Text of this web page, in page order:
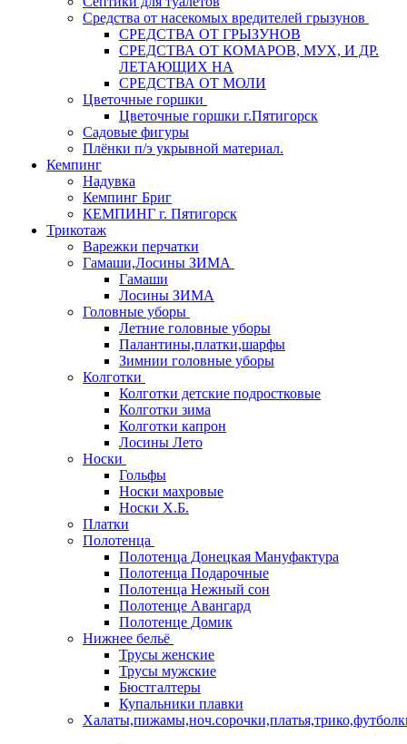
Средства от насекомых вредителей грызунов
СPEДСТВА ОТ ГРЫЗУНОВ
СРЕДСТВА ОТ КОМАРОВ, МУХ, И ДР.
ЛЕТАЮЩИХ НА
СРЕДСТВА ОТ МОЛИ
Цветочные горшки
Цветочные горшки г.Пятигорск
Садовые фигуры
Плёнки п/э укрывной материал.
Кемпинг
Надувка
Кемпинг Бриг
КЕМПИНГ г. Пятигорск
Трикотаж
Варежки перчатки
Гамаши,Лосины ЗИМА
Гамаши
Лосины ЗИМА
Головные уборы
Летние головные уборы
Палантины,платки,шарфы
Зимнии головные уборы
Колготки
Колготки детские подростковые
Колготки зима
Колготки капрон
Лосины Лето
Носки
Гольфы
Носки махровые
Носки Х.Б.
Платки
Полотенца
Полотенца Донецкая Мануфактура
Полотенца Подарочные
Полотенца Нежный сон
Полотенце Авангард
Полотенце Домик
Нижнее бельё
Трусы женские
Трусы мужские
Бюстгалтеры
Купальники плавки